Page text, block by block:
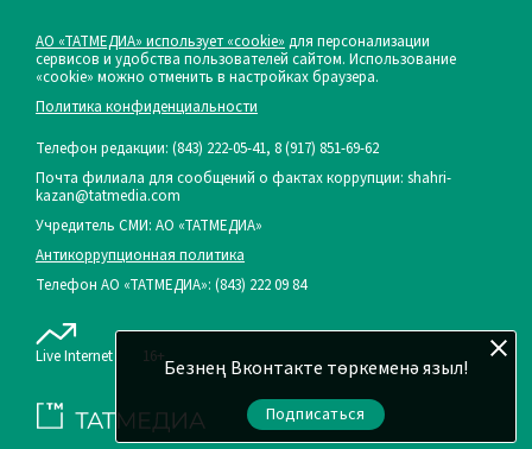
Безнең Вконтакте төркеменә языл!
Подписаться
АО «ТАТМЕДИА» использует «cookie» для персонализации
сервисов и удобства пользователей сайтом. Использование
«cookie» можно отменить в настройках браузера.
Политика конфиденциальности
Телефон редакции: (843) 222-05-41, 8 (917) 851-69-62
Почта филиала для сообщений о фактах коррупции: shahri-
kazan@tatmedia.com
Учредитель СМИ: АО «ТАТМЕДИА»
Антикоррупционная политика
Телефон АО «ТАТМЕДИА»: (843) 222 09 84
Live Internet 16+